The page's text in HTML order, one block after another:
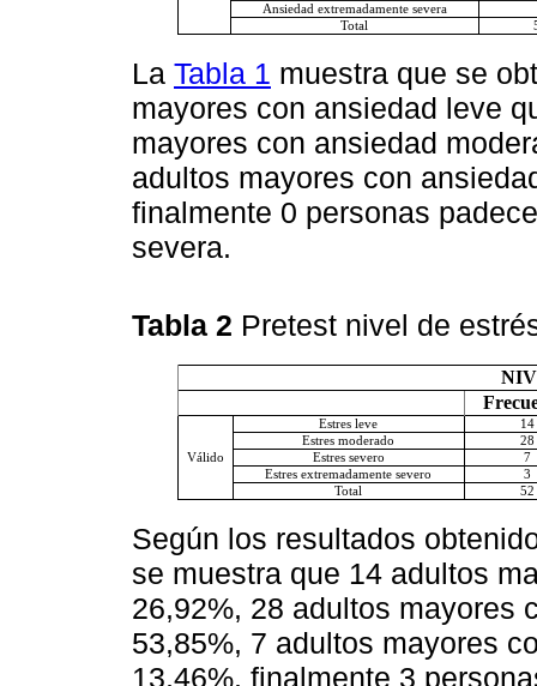
Ansiedad extremadamente severa
Total
La Tabla 1 muestra que se
mayores con ansiedad leve
mayores con ansiedad
adultos mayores con
finalmente 0 personas
severa.
Tabla 2 Pretest nivel de
Válido
Estres leve
14
Estres moderado
28
Estres severo
7
Estres extremadamente severo
3
Total
52
Según los resultados
se muestra que 14 adultos
26,92%, 28 adultos mayores
53,85%, 7 adultos mayores
13,46%, finalmente 3